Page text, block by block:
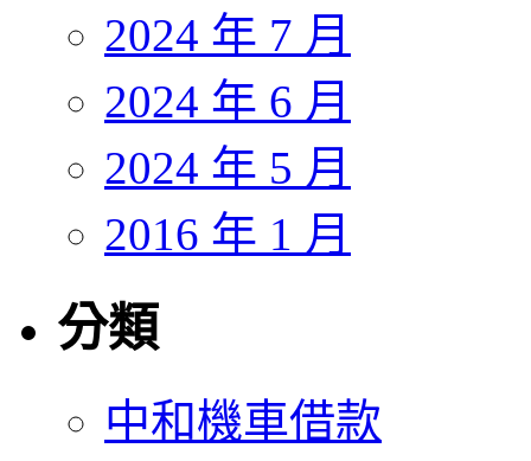
2024 年 7 月
2024 年 6 月
2024 年 5 月
2016 年 1 月
分類
中和機車借款